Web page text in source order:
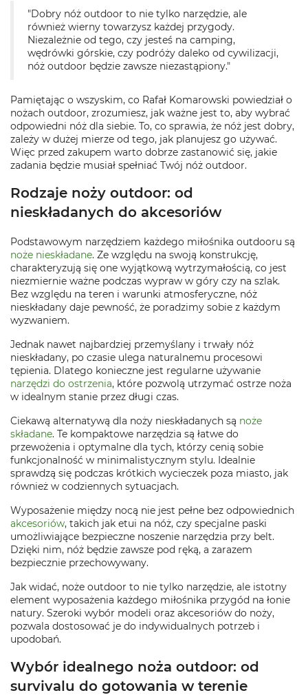
"Dobry nóż outdoor to nie tylko narzędzie, ale
również wierny towarzysz każdej przygody.
Niezależnie od tego, czy jesteś na camping,
wędrówki górskie, czy podróży daleko od cywilizacji,
nóż outdoor będzie zawsze niezastąpiony."
Pamiętając o wszyskim, co Rafał Komarowski powiedział o
nożach outdoor, zrozumiesz, jak ważne jest to, aby wybrać
odpowiedni nóż dla siebie. To, co sprawia, że nóż jest dobry,
zależy w dużej mierze od tego, jak planujesz go używać.
Więc przed zakupem warto dobrze zastanowić się, jakie
zadania będzie musiał spełniać Twój nóż outdoor.
Rodzaje noży outdoor: od
nieskładanych do akcesoriów
Podstawowym narzędziem każdego miłośnika outdooru są
noże nieskładane. Ze względu na swoją konstrukcję,
charakteryzują się one wyjątkową wytrzymałością, co jest
niezmiernie ważne podczas wypraw w góry czy na szlak.
Bez względu na teren i warunki atmosferyczne, nóż
nieskładany daje pewność, że poradzimy sobie z każdym
wyzwaniem.
Jednak nawet najbardziej przemyślany i trwały nóż
nieskładany, po czasie ulega naturalnemu procesowi
tępienia. Dlatego konieczne jest regularne używanie
narzędzi do ostrzenia, które pozwolą utrzymać ostrze noża
w idealnym stanie przez długi czas.
Ciekawą alternatywą dla noży nieskładanych są noże
składane. Te kompaktowe narzędzia są łatwe do
przewożenia i optymalne dla tych, którzy cenią sobie
funkcjonalność w minimalistycznym stylu. Idealnie
sprawdzą się podczas krótkich wycieczek poza miasto, jak
również w codziennych sytuacjach.
Wyposażenie między nocą nie jest pełne bez odpowiednich
akcesoriów, takich jak etui na nóż, czy specjalne paski
umożliwiające bezpieczne noszenie narzędzia przy belt.
Dzięki nim, nóż będzie zawsze pod ręką, a zarazem
bezpiecznie przechowywany.
Jak widać, noże outdoor to nie tylko narzędzie, ale istotny
element wyposażenia każdego miłośnika przygód na łonie
natury. Szeroki wybór modeli oraz akcesoriów do noży,
pozwala dostosować je do indywidualnych potrzeb i
upodobań.
Wybór idealnego noża outdoor: od
survivalu do gotowania w terenie